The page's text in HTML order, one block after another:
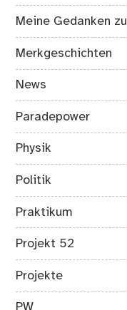
Meine Gedanken zu
Merkgeschichten
News
Paradepower
Physik
Politik
Praktikum
Projekt 52
Projekte